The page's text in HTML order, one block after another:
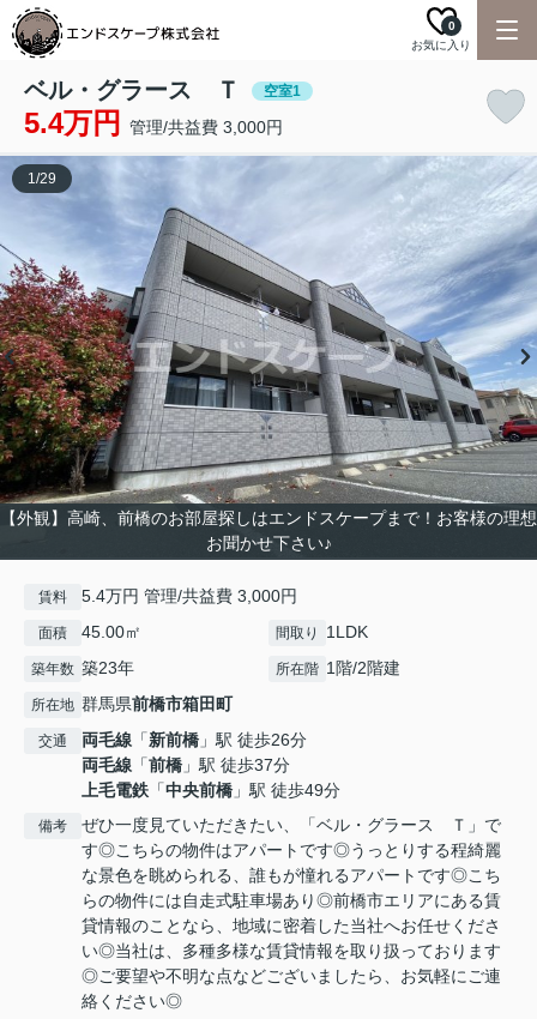
お気に入り
0
ベル・グラース Ｔ 空室1
5.4万円 管理/共益費 3,000円
【外観】高崎、前橋のお部屋探しはエンドスケープまで！お客様の理想
お聞かせ下さい♪
1/29
賃料 5.4万円 管理/共益費 3,000円
面積 45.00㎡ 間取り 1LDK
築年数 築23年 所在階 1階/2階建
所在地 群馬県前橋市箱田町
交通 両毛線 「新前橋 」駅 徒歩26分
両毛線 「前橋 」駅 徒歩37分
上毛電鉄 「中央前橋 」駅 徒歩49分
備考
ぜひ一度見ていただきたい、「ベル・グラース Ｔ」で
す◎こちらの物件はアパートです◎うっとりする程綺麗
な景色を眺められる、誰もが憧れるアパートです◎こち
らの物件には自走式駐車場あり◎前橋市エリアにある賃
貸情報のことなら、地域に密着した当社へお任せくださ
い◎当社は、多種多様な賃貸情報を取り扱っております
◎ご要望や不明な点などございましたら、お気軽にご連
絡ください◎